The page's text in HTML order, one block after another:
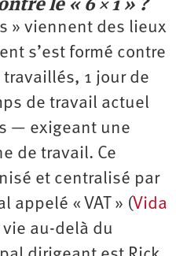
» viennent des lieux
s’est formé contre
travaillés, 1 jour de
de travail actuel
— exigeant une
de travail. Ce
et centralisé par
appelé « VAT » (Vida
vie au-delà du